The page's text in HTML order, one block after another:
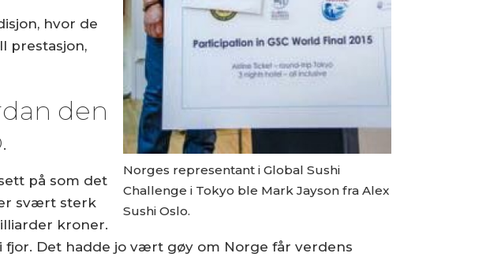
Norges representant i Global Sushi
Challenge i Tokyo ble Mark Jayson fra Alex
Sushi Oslo.
hvor de
prestasjon,
den
på som det
svært sterk
kroner.
Det hadde jo vært gøy om Norge får verdens